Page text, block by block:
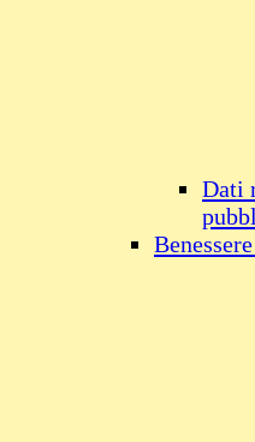
Dati